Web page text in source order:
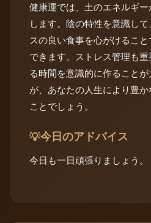
健康運では、土のエネルギ
します。陰の特性を意識し
スの良い食事を心がけるこ
できます。ストレス管理も
る時間を意識的に作ること
が、あなたの人生により豊
ことでしょう。
💡今日のアドバイス
今日も一日頑張りましょう。